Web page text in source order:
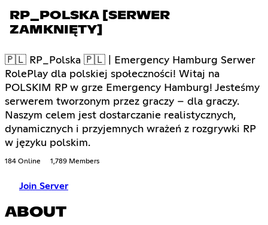
RP_POLSKA [SERWER
ZAMKNIĘTY]
🇵🇱 RP_Polska 🇵🇱 | Emergency Hamburg Serwer
RolePlay dla polskiej społeczności! Witaj na
POLSKIM RP w grze Emergency Hamburg! Jesteśmy
serwerem tworzonym przez graczy – dla graczy.
Naszym celem jest dostarczanie realistycznych,
dynamicznych i przyjemnych wrażeń z rozgrywki RP
w języku polskim.
184 Online 1,789 Members
Join Server
ABOUT